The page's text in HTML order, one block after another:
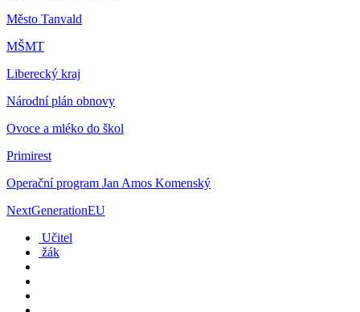
Město Tanvald
MŠMT
Liberecký kraj
Národní plán obnovy
Ovoce a mléko do škol
Primirest
Operační program Jan Amos Komenský
NextGenerationEU
Učitel
žák